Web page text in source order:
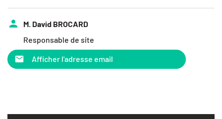
M. David BROCARD
Responsable de site
Afficher l'adresse email